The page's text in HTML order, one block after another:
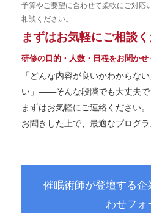
予算やご要望に合わせて柔軟にご対応
相談ください。
まずはお気軽にご相談
研修の目的・人数・日程をお聞かせ
「どんな内容が良いかわからな
い」——そんな段階でも大丈夫で
まずはお気軽にご連絡ください
お聞きした上で、最適なプログラ
催眠術師が登壇する
わせフォ